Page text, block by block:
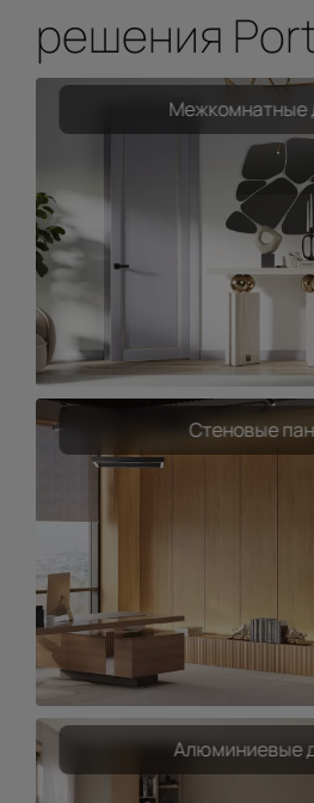
решения
Межкомнатные
Стеновые
Алюминиевые